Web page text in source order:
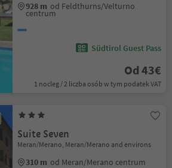
928 m od Feldthurns/Velturno
centrum
Südtirol Guest Pass
Od 43€
1 nocleg / 2 liczba osób w tym podatek VAT
Suite Seven
Meran/Merano, Meran/Merano and environs
310 m od Meran/Merano centrum